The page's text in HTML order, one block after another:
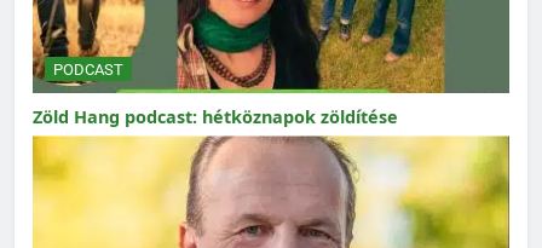
PODCAST
Zöld Hang podcast: hétköznapok zöldítése